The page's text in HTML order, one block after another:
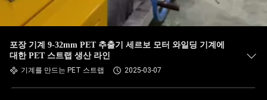
포장 기계 9-32mm PET 추출기 세르보 모터 와일딩 기계에
대한 PET 스트랩 생산 라인
기계를 만드는 PET 스트랩 2025-03-07